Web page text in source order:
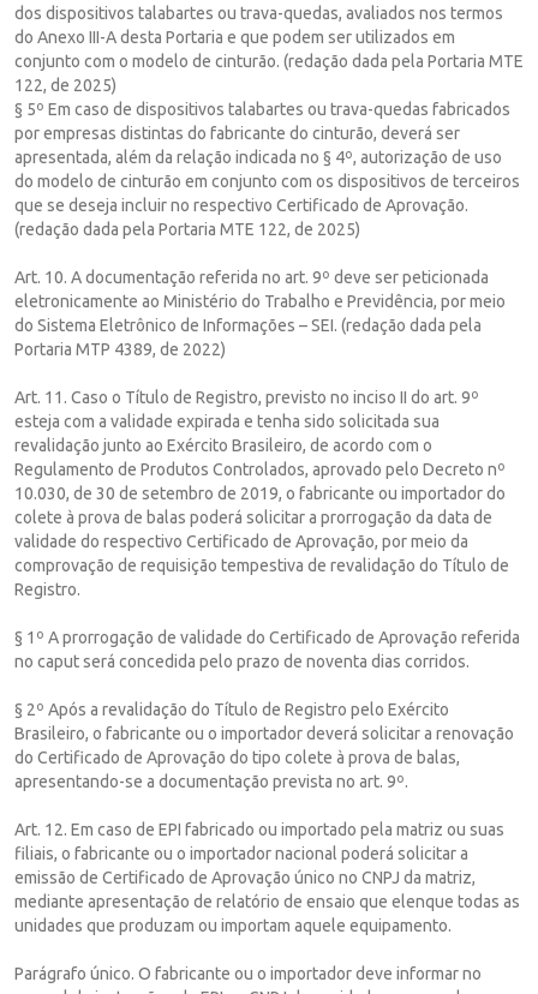
dos dispositivos talabartes ou trava-quedas, avaliados nos termos
do Anexo III-A desta Portaria e que podem ser utilizados em
conjunto com o modelo de cinturão. (redação dada pela Portaria MTE
122, de 2025)
§ 5º Em caso de dispositivos talabartes ou trava-quedas fabricados
por empresas distintas do fabricante do cinturão, deverá ser
apresentada, além da relação indicada no § 4º, autorização de uso
do modelo de cinturão em conjunto com os dispositivos de terceiros
que se deseja incluir no respectivo Certificado de Aprovação.
(redação dada pela Portaria MTE 122, de 2025)
Art. 10. A documentação referida no art. 9º deve ser peticionada
eletronicamente ao Ministério do Trabalho e Previdência, por meio
do Sistema Eletrônico de Informações – SEI. (redação dada pela
Portaria MTP 4389, de 2022)
Art. 11. Caso o Título de Registro, previsto no inciso II do art. 9º
esteja com a validade expirada e tenha sido solicitada sua
revalidação junto ao Exército Brasileiro, de acordo com o
Regulamento de Produtos Controlados, aprovado pelo Decreto nº
10.030, de 30 de setembro de 2019, o fabricante ou importador do
colete à prova de balas poderá solicitar a prorrogação da data de
validade do respectivo Certificado de Aprovação, por meio da
comprovação de requisição tempestiva de revalidação do Título de
Registro.
§ 1º A prorrogação de validade do Certificado de Aprovação referida
no caput será concedida pelo prazo de noventa dias corridos.
§ 2º Após a revalidação do Título de Registro pelo Exército
Brasileiro, o fabricante ou o importador deverá solicitar a renovação
do Certificado de Aprovação do tipo colete à prova de balas,
apresentando-se a documentação prevista no art. 9º.
Art. 12. Em caso de EPI fabricado ou importado pela matriz ou suas
filiais, o fabricante ou o importador nacional poderá solicitar a
emissão de Certificado de Aprovação único no CNPJ da matriz,
mediante apresentação de relatório de ensaio que elenque todas as
unidades que produzam ou importam aquele equipamento.
Parágrafo único. O fabricante ou o importador deve informar no